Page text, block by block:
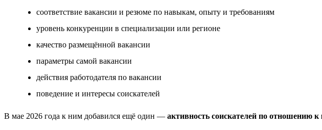
соответствие вакансии и резюме по навыкам, опыту и требованиям
уровень конкуренции в специализации или регионе
качество размещённой вакансии
параметры самой вакансии
действия работодателя по вакансии
поведение и интересы соискателей
В мае 2026 года к ним добавился ещё один — активность соискателей по отношению